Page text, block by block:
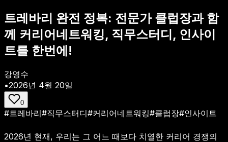
트레바리 완전 정복: 전문가 클럽장과 함
께 커리어네트워킹, 직무스터디, 인사이
트를 한번에!
강영수
•2026년 4월 20일
0
#트레바리#직무스터디#커리어네트워킹#클럽장#인사이트
2026년 현재, 우리는 그 어느 때보다 치열한 커리어 경쟁의